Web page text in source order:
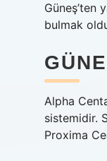
Güneş’ten
bulmak
Alpha
sistemidir.
Proxima